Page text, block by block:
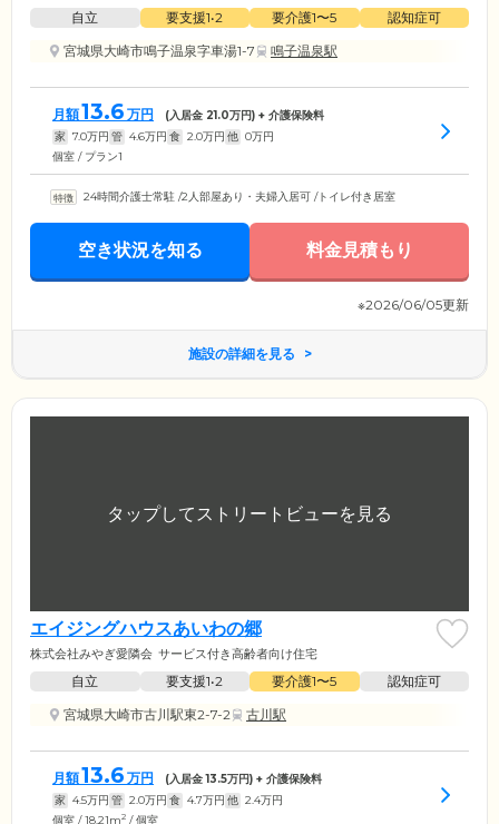
自立 要支援1•2 要介護1〜5
認知症可
宮城県大崎市鳴子温泉字車湯1-7
鳴子温泉駅
月額13.6 万円 (入居金 21.0万円) + 介護保険料
家 7.0万円 管 4.6万円 食 2.0万円 他 0万円
個室 / プラン1
24時間介護士常駐 /2人部屋あり・夫婦入居可 /トイレ付き居室
空き状況を知る 料金見積もり
※2026/06/05更新
施設の詳細を見る
エイジングハウスあいわの郷
株式会社みやぎ愛隣会 サービス付き高齢者向け住宅
自立 要支援1•2 要介護1〜5
認知症可
宮城県大崎市古川駅東2-7-2
古川駅
月額13.6 万円 (入居金13.5万円) + 介護保険料
家 4.5万円 管 2.0万円 食 4.7万円 他 2.4万円
個室 / 18.21m2 / 個室